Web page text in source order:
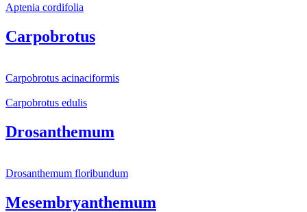
Aptenia cordifolia
Carpobrotus
Carpobrotus acinaciformis
Carpobrotus edulis
Drosanthemum
Drosanthemum floribundum
Mesembryanthemum